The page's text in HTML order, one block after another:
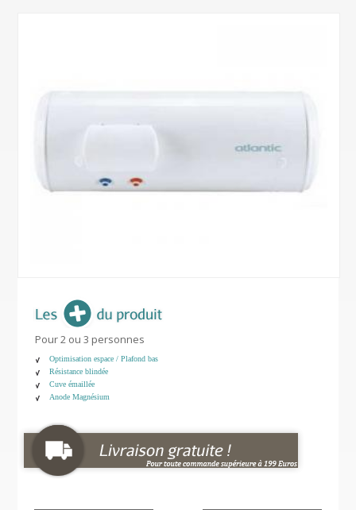
Pour 2 ou 3 personnes
Optimisation espace / Plafond bas
Résistance blindée
Cuve émaillée
Anode Magnésium